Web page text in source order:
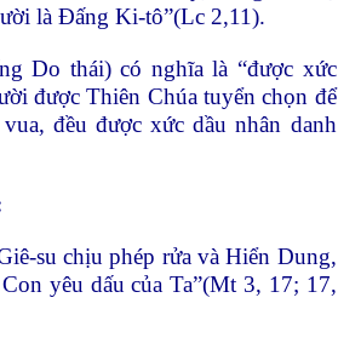
là Đấng Ki-tô”(Lc 2,11).
Do thái) có nghĩa là “được xức
được Thiên Chúa tuyển chọn để
đều được xức dầu nhân danh
su chịu phép rửa và Hiển Dung,
yêu dấu của Ta”(Mt 3, 17; 17,